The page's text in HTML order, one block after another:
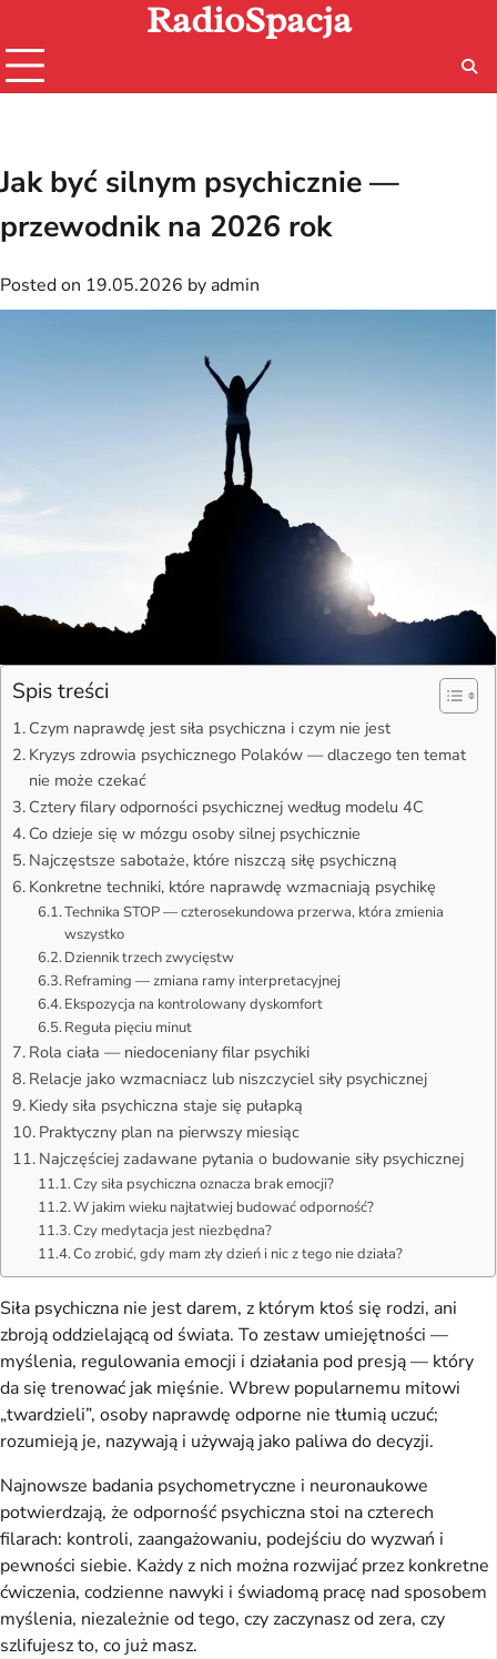
content
RadioSpacja
Jak być silnym psychicznie —
przewodnik na 2026 rok
Posted on 19.05.2026 by admin
Spis treści
Czym naprawdę jest siła psychiczna i czym nie jest
Kryzys zdrowia psychicznego Polaków — dlaczego ten temat
nie może czekać
Cztery filary odporności psychicznej według modelu 4C
Co dzieje się w mózgu osoby silnej psychicznie
Najczęstsze sabotaże, które niszczą siłę psychiczną
Konkretne techniki, które naprawdę wzmacniają psychikę
Technika STOP — czterosekundowa przerwa, która zmienia
wszystko
Dziennik trzech zwycięstw
Reframing — zmiana ramy interpretacyjnej
Ekspozycja na kontrolowany dyskomfort
Reguła pięciu minut
Rola ciała — niedoceniany filar psychiki
Relacje jako wzmacniacz lub niszczyciel siły psychicznej
Kiedy siła psychiczna staje się pułapką
Praktyczny plan na pierwszy miesiąc
Najczęściej zadawane pytania o budowanie siły psychicznej
Czy siła psychiczna oznacza brak emocji?
W jakim wieku najłatwiej budować odporność?
Czy medytacja jest niezbędna?
Co zrobić, gdy mam zły dzień i nic z tego nie działa?
Siła psychiczna nie jest darem, z którym ktoś się rodzi, ani
zbroją oddzielającą od świata. To zestaw umiejętności —
myślenia, regulowania emocji i działania pod presją — który
da się trenować jak mięśnie. Wbrew popularnemu mitowi
„twardzieli”, osoby naprawdę odporne nie tłumią uczuć;
rozumieją je, nazywają i używają jako paliwa do decyzji.
Najnowsze badania psychometryczne i neuronaukowe
potwierdzają, że odporność psychiczna stoi na czterech
filarach: kontroli, zaangażowaniu, podejściu do wyzwań i
pewności siebie. Każdy z nich można rozwijać przez konkretne
ćwiczenia, codzienne nawyki i świadomą pracę nad sposobem
myślenia, niezależnie od tego, czy zaczynasz od zera, czy
szlifujesz to, co już masz.